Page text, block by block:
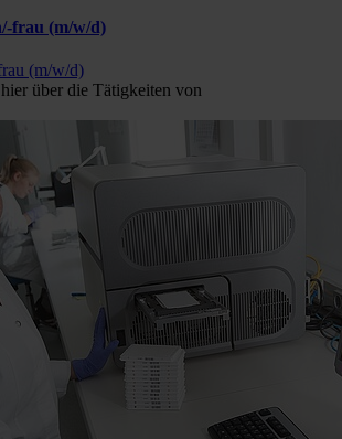
frau (m/w/d)
(m/w/d)
über die Tätigkeiten von